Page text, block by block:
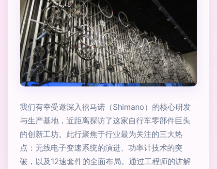
我们有幸受邀深入禧马诺（Shimano）的核心研发
与生产基地，近距离探访了这家自行车零部件巨头
的创新工坊。此行聚焦于行业最为关注的三大热
点：无线电子变速系统的演进、功率计技术的突
破，以及12速套件的全面布局。通过工程师的讲解